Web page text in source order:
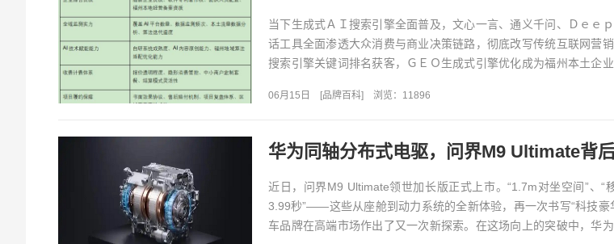
当下生成式ＡＩ搜索引擎全面普及，文心一言、通义千问、Ｄｅｅ
话工具全面渗透大众消费与商业决策链路，彻底改写传统互联网营
搜索引擎关键词排名获客，ＧＥＯ生成式引擎优化成为福州本土企
06月15日 [品牌百科] 浏览：11896
华为同轴分布式电驱，问界M9 Ultimate背
近日，问界M9 Ultimate领世加长版正式上市。“1.7m对坐空间”、“
3.99秒”——这些从座舱到动力系统的全新体验，再一次书写“科技豪
车品牌在高端市场作出了又一次新探索。在这场向上的突破中，华